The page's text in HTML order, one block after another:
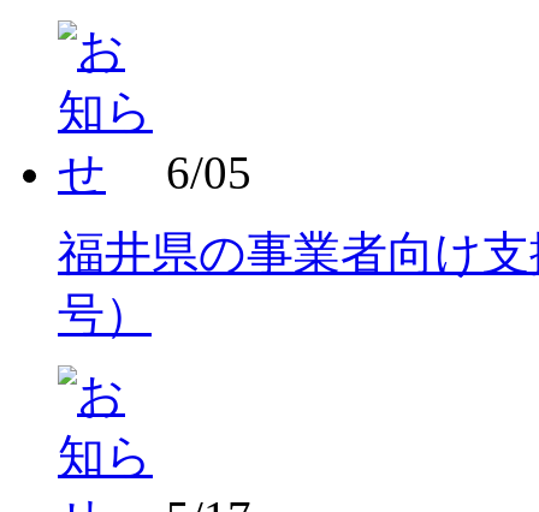
6/05
福井県の事業者向け
号）